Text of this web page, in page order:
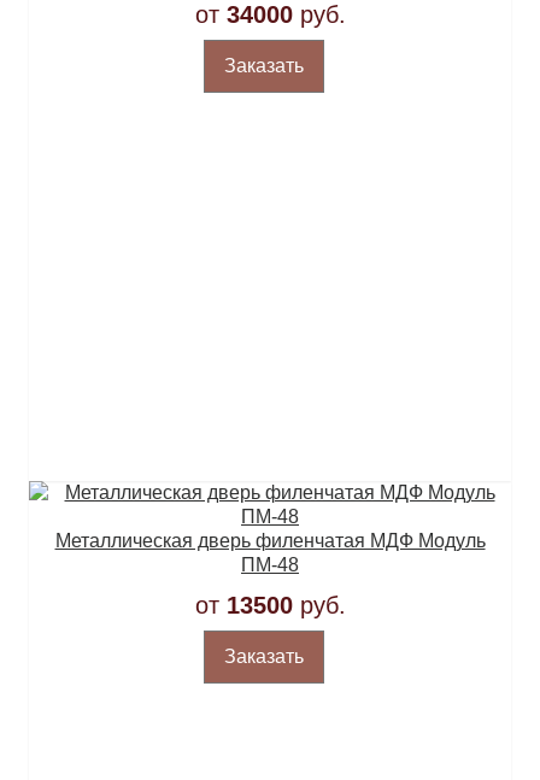
от 34000руб.
Заказать
Металлическая дверь филенчатая МДФ Модуль
ПМ-48
от 13500руб.
Заказать